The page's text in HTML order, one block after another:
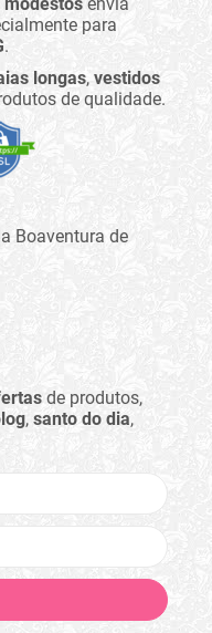
para
.
longas, vestidos
de qualidade.
Boaventura de
de produtos,
, santo do dia,